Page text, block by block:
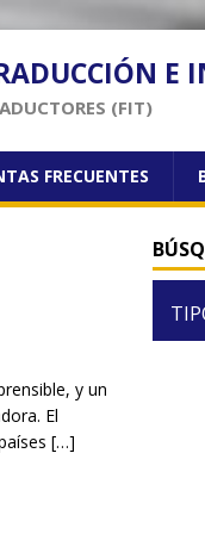
E
(FIT)
FRECUENTES
y un
El
[…]